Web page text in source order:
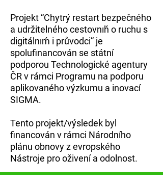
Projekt “Chytrý restart bezpečného
a udržitelného cestovnıh́ o ruchu s
digitálnıḿ i průvodci” je
spolufinancován se státní
podporou Technologické agentury
ČR v rámci Programu na podporu
aplikovaného výzkumu a inovacı́
SIGMA.
Tento projekt/výsledek byl
financován v rámci Národního
plánu obnovy z evropského
Nástroje pro oživení a odolnost.